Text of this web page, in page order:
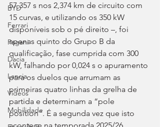
BYD
Ferrari
Pagani
Dacia
Lancia
Videos
Mobilidade
57,357 s nos 2,374 km de circuito com
15 curvas, e utilizando os 350 kW
disponíveis sob o pé direito –, foi
apenas quinto do Grupo B da
qualificação, fase cumprida com 300
kW, falhando por 0,024 s o apuramento
para os duelos que arrumam as
primeiras quatro linhas da grelha de
partida e determinam a “pole
position”. É a segunda vez que isto